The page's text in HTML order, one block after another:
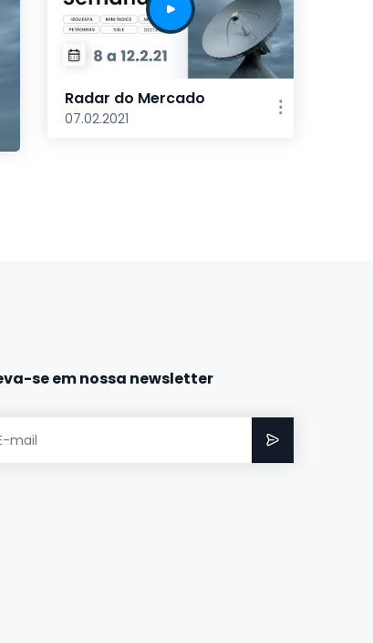
Radar do Mercado
07.02.2021
se em nossa newsletter